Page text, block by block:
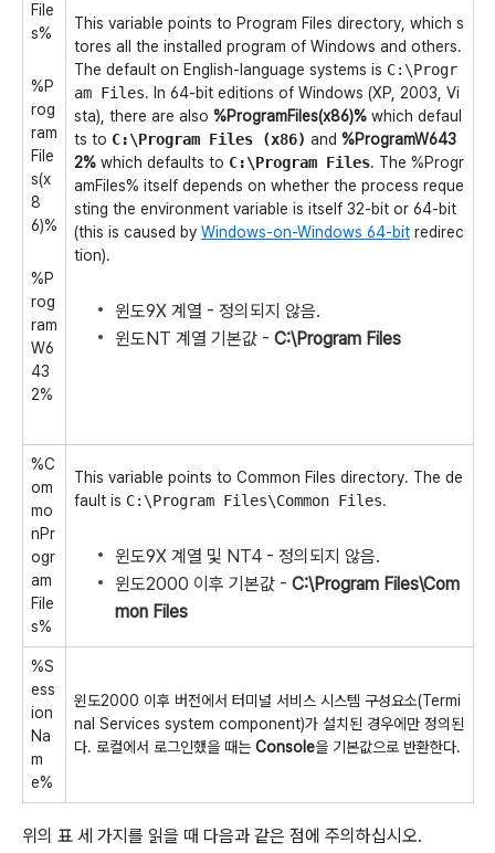
File
s%
%P
rog
ram
File
s(x
8
6)%
%P
rog
ram
W6
43
2%
This variable points to Program Files directory, which s
tores all the installed program of Windows and others.
The default on English-language systems is C:\Progr
am Files. In 64-bit editions of Windows (XP, 2003, Vi
sta), there are also %ProgramFiles(x86)% which defaul
ts to C:\Program Files (x86) and %ProgramW643
2% which defaults to C:\Program Files. The %Progr
amFiles% itself depends on whether the process reque
sting the environment variable is itself 32-bit or 64-bit
(this is caused by Windows-on-Windows 64-bit redirec
tion).
윈도9X 계열 - 정의되지 않음.
윈도NT 계열 기본값 - C:\Program Files
%C
om
mo
nPr
ogr
am
File
s%
This variable points to Common Files directory. The de
fault is C:\Program Files\Common Files.
윈도9X 계열 및 NT4 - 정의되지 않음.
윈도2000 이후 기본값 - C:\Program Files\Com
mon Files
%S
ess
ion
Na
m
e%
윈도2000 이후 버전에서 터미널 서비스 시스템 구성요소(Termi
nal Services system component)가 설치된 경우에만 정의된
다. 로컬에서 로그인했을 때는 Console을 기본값으로 반환한다.
위의 표 세 가지를 읽을 때 다음과 같은 점에 주의하십시오.